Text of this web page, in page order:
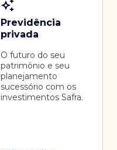
Previdência
privada
O futuro do seu
patrimônio e seu
planejamento
sucessório com os
investimentos Safra.